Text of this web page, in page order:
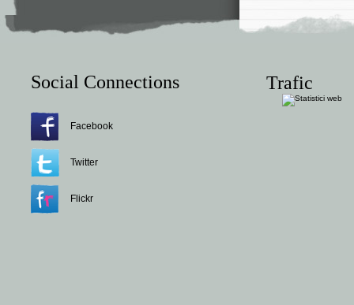
Social Connections
Facebook
Twitter
Flickr
Trafic